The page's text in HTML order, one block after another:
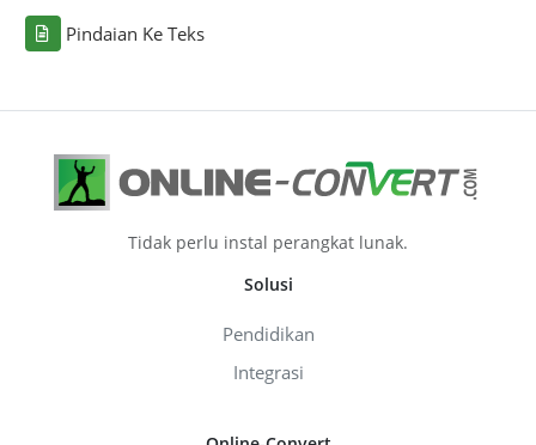
Pindaian Ke Teks
Tidak perlu instal perangkat lunak.
Solusi
Pendidikan
Integrasi